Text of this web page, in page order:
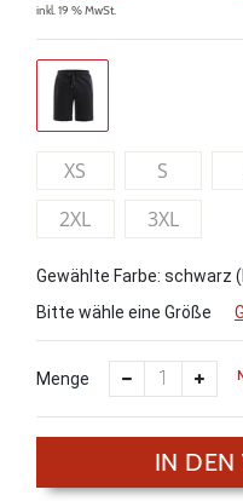
inkl. 19 % MwSt.
XS S
2XL
3XL
Gewählte Farbe: schwarz
Bitte wähle eine Größe
Menge
IN DEN